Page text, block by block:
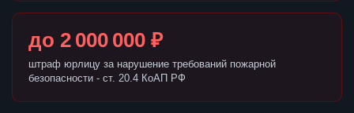
до 2 000 000 ₽
штраф юрлицу за нарушение требований пожарной
безопасности - ст. 20.4 КоАП РФ